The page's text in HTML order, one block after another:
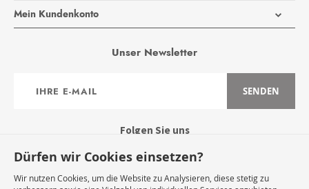
Mein Kundenkonto
Unser Newsletter
zum
SENDEN
Folgen Sie uns
Dürfen wir Cookies einsetzen?
Wir nutzen Cookies, um die Website zu Analysieren, diese stetig zu